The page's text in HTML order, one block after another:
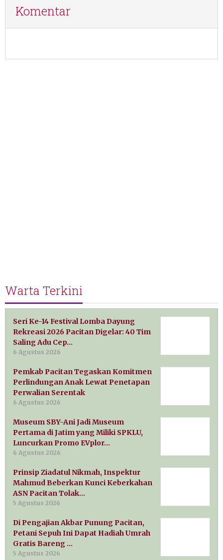
Komentar
Warta Terkini
Seri Ke-14 Festival Lomba Dayung
Rekreasi 2026 Pacitan Digelar: 40 Tim
Saling Adu Cep…
6 Agustus 2026
Pemkab Pacitan Tegaskan Komitmen
Perlindungan Anak Lewat Penetapan
Perwalian Serentak
6 Agustus 2026
Museum SBY-Ani Jadi Museum
Pertama di Jatim yang Miliki SPKLU,
Luncurkan Promo EVplor…
6 Agustus 2026
Prinsip Ziadatul Nikmah, Inspektur
Mahmud Beberkan Kunci Keberkahan
ASN Pacitan Tolak…
5 Agustus 2026
Di Pengajian Akbar Punung Pacitan,
Petani Sepuh Ini Dapat Hadiah Umrah
Gratis Bareng …
5 Agustus 2026